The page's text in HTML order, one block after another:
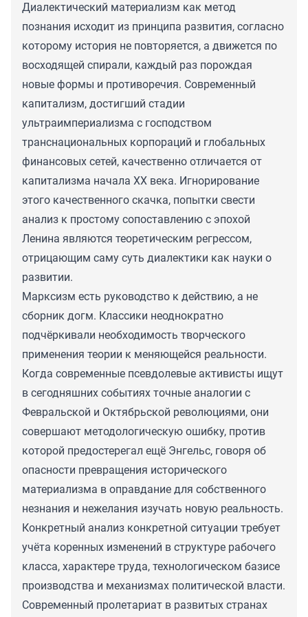
Диалектический материализм как метод
познания исходит из принципа развития, согласно
которому история не повторяется, а движется по
восходящей спирали, каждый раз порождая
новые формы и противоречия. Современный
капитализм, достигший стадии
ультраимпериализма с господством
транснациональных корпораций и глобальных
финансовых сетей, качественно отличается от
капитализма начала XX века. Игнорирование
этого качественного скачка, попытки свести
анализ к простому сопоставлению с эпохой
Ленина являются теоретическим регрессом,
отрицающим саму суть диалектики как науки о
развитии.
Марксизм есть руководство к действию, а не
сборник догм. Классики неоднократно
подчёркивали необходимость творческого
применения теории к меняющейся реальности.
Когда современные псевдолевые активисты ищут
в сегодняшних событиях точные аналогии с
Февральской и Октябрьской революциями, они
совершают методологическую ошибку, против
которой предостерегал ещё Энгельс, говоря об
опасности превращения исторического
материализма в оправдание для собственного
незнания и нежелания изучать новую реальность.
Конкретный анализ конкретной ситуации требует
учёта коренных изменений в структуре рабочего
класса, характере труда, технологическом базисе
производства и механизмах политической власти.
Современный пролетариат в развитых странах